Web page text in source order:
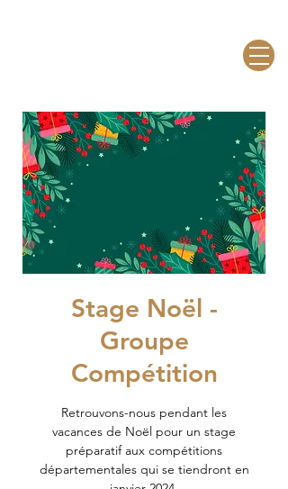
Stage Noël -
Groupe
Compétition
Retrouvons-nous pendant les
vacances de Noël pour un stage
préparatif aux compétitions
départementales qui se tiendront en